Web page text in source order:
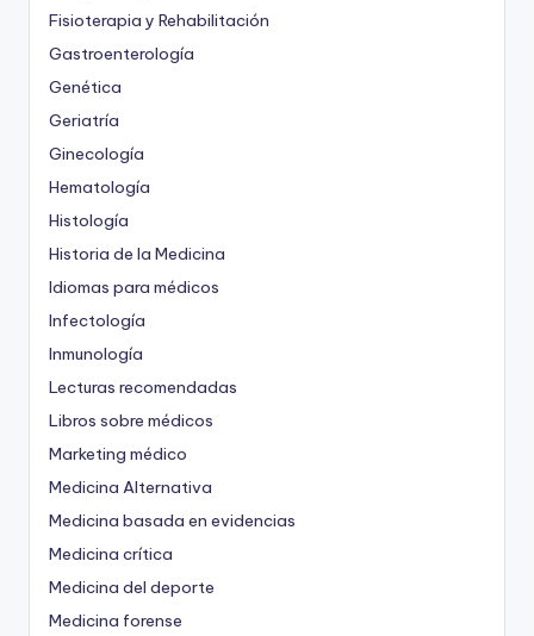
Fisioterapia y Rehabilitación
Gastroenterología
Genética
Geriatría
Ginecología
Hematología
Histología
Historia de la Medicina
Idiomas para médicos
Infectología
Inmunología
Lecturas recomendadas
Libros sobre médicos
Marketing médico
Medicina Alternativa
Medicina basada en evidencias
Medicina crítica
Medicina del deporte
Medicina forense